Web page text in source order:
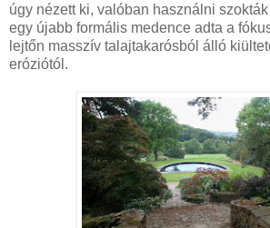
úgy nézett ki, valóban használni
egy újabb formális medence adta a
lejtőn masszív talajtakarósból álló
eróziótól.